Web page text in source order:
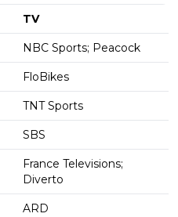
TV
NBC Sports; Peacock
FloBikes
TNT Sports
SBS
France Televisions;
Diverto
ARD